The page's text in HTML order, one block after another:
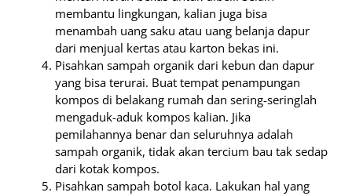
membantu lingkungan, kalian juga bisa
menambah uang saku atau uang belanja dapur
dari menjual kertas atau karton bekas ini.
Pisahkan sampah organik dari kebun dan dapur
yang bisa terurai. Buat tempat penampungan
kompos di belakang rumah dan sering-seringlah
mengaduk-aduk kompos kalian. Jika
pemilahannya benar dan seluruhnya adalah
sampah organik, tidak akan tercium bau tak sedap
dari kotak kompos.
Pisahkan sampah botol kaca. Lakukan hal yang